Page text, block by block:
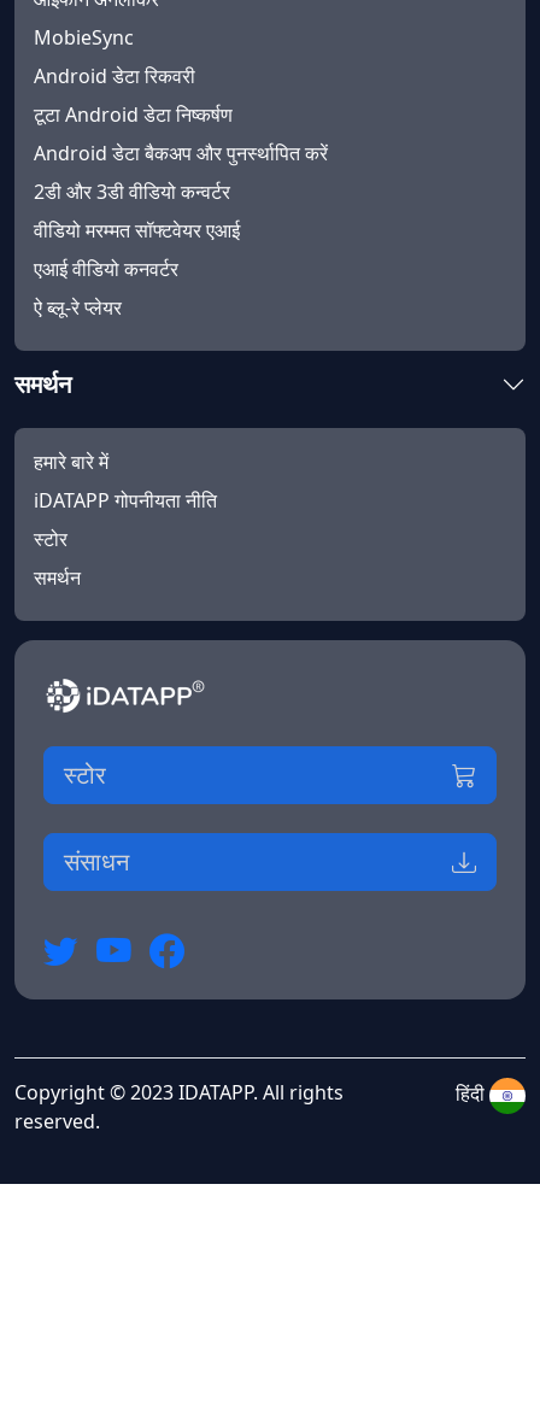
MobieSync
Android डेटा रिकवरी
टूटा Android डेटा निष्कर्षण
Android डेटा बैकअप और पुनर्स्थापित करें
2डी और 3डी वीडियो कन्वर्टर
वीडियो मरम्मत सॉफ्टवेयर एआई
एआई वीडियो कनवर्टर
ऐ ब्लू-रे प्लेयर
समर्थन
हमारे बारे में
iDATAPP गोपनीयता नीति
स्टोर
समर्थन
स्टोर
संसाधन
Copyright © 2023 IDATAPP. All rights
reserved.
हिंदी